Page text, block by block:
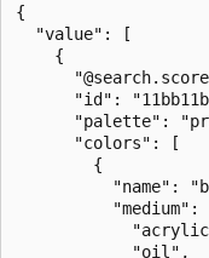
{
  "value": [
    {
"id":
"palette":
      "colors": [
        {
"name":
"medium":
            "oil",